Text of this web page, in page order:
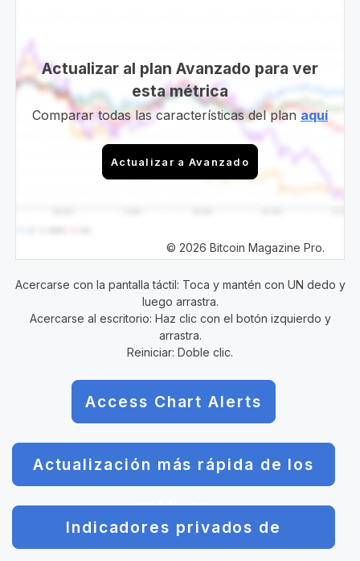
Actualizar al plan Avanzado para ver
esta métrica
Comparar todas las características del planaquí
Actualizar a Avanzado
© 2026 Bitcoin Magazine Pro.
Acercarse con la pantalla táctil: Toca y mantén con UN dedo y
luego arrastra.
Acercarse al escritorio: Haz clic con el botón izquierdo y
arrastra.
Reiniciar: Doble clic.
Access Chart Alerts
Actualización más rápida de los
gráficos
Indicadores privados de